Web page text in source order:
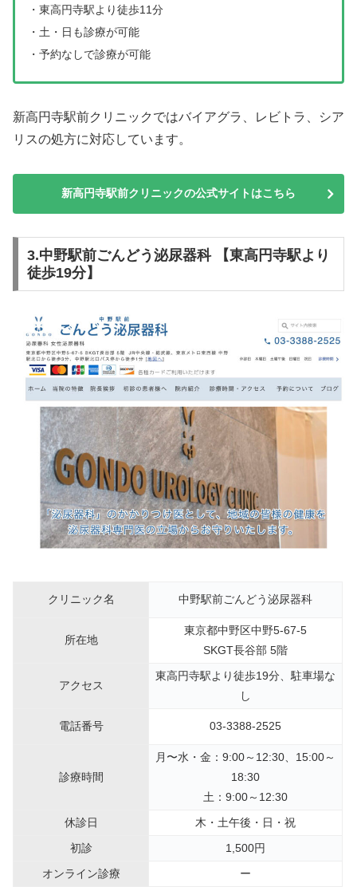
・東高円寺駅より徒歩11分
・土・日も診療が可能
・予約なしで診療が可能
新高円寺駅前クリニックではバイアグラ、レビトラ、シア
リスの処方に対応しています。
新高円寺駅前クリニックの公式サイトはこちら
3.中野駅前ごんどう泌尿器科 【東高円寺駅より
徒歩19分】
クリニック名 中野駅前ごんどう泌尿器科
所在地
東京都中野区中野5-67-5
SKGT長谷部 5階
アクセス
東高円寺駅より徒歩19分、駐車場な
し
電話番号 03-3388-2525
診療時間
月〜水・金：9:00～12:30、15:00～
18:30
土：9:00～12:30
休診日
木・土午後・日・祝
初診
1,500円
オンライン診療
ー